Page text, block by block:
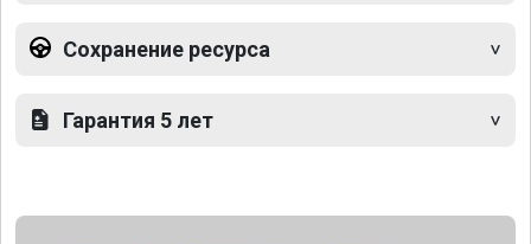
Сохранение ресурса
Гарантия 5 лет